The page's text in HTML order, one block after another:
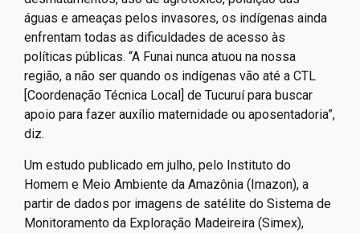
águas e ameaças pelos invasores, os indígenas ainda
enfrentam todas as dificuldades de acesso às
políticas públicas. “A Funai nunca atuou na nossa
região, a não ser quando os indígenas vão até a CTL
[Coordenação Técnica Local] de Tucuruí para buscar
apoio para fazer auxílio maternidade ou aposentadoria”,
diz.
Um estudo publicado em julho, pelo Instituto do
Homem e Meio Ambiente da Amazônia (Imazon), a
partir de dados por imagens de satélite do Sistema de
Monitoramento da Exploração Madeireira (Simex),